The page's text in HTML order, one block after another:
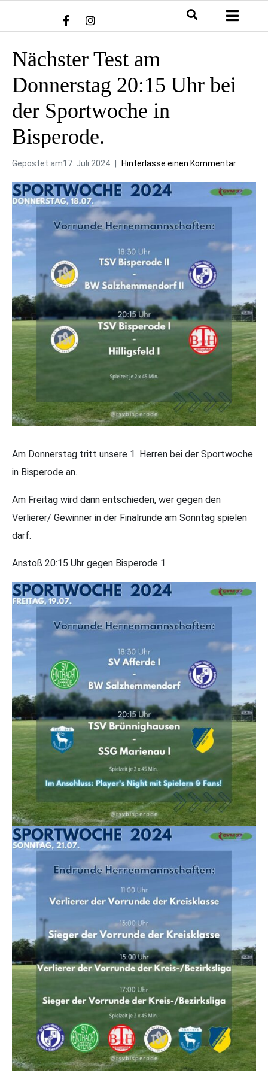
Nächster Test am
Donnerstag 20:15 Uhr bei
der Sportwoche in
Bisperode.
Gepostet am17. Juli 2024 Hinterlasse einen Kommentar
Am Donnerstag tritt unsere 1. Herren bei der Sportwoche
in Bisperode an.
Am Freitag wird dann entschieden, wer gegen den
Verlierer/ Gewinner in der Finalrunde am Sonntag spielen
darf.
Anstoß 20:15 Uhr gegen Bisperode 1